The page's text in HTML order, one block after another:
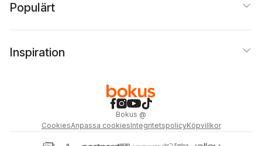
Populärt
Inspiration
Bokus @
CookiesAnpassa cookiesIntegritetspolicyKöpvillkor